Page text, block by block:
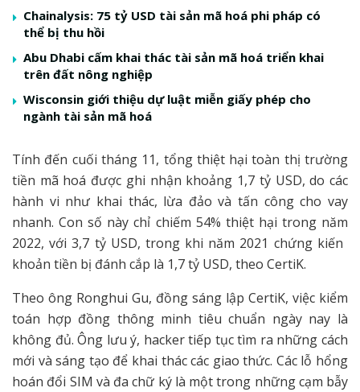
Chainalysis: 75 tỷ USD tài sản mã hoá phi pháp có
thể bị thu hồi
Abu Dhabi cấm khai thác tài sản mã hoá triển khai
trên đất nông nghiệp
Wisconsin giới thiệu dự luật miễn giấy phép cho
ngành tài sản mã hoá
Tính đến cuối tháng 11, tổng thiệt hại toàn thị trường
tiền mã hoá được ghi nhận khoảng 1,7 tỷ USD, do các
hành vi như khai thác, lừa đảo và tấn công cho vay
nhanh. Con số này chỉ chiếm 54% thiệt hại trong năm
2022, với 3,7 tỷ USD, trong khi năm 2021 chứng kiến ​​
khoản tiền bị đánh cắp là 1,7 tỷ USD, theo CertiK.
Theo ông Ronghui Gu, đồng sáng lập CertiK, việc kiểm
toán hợp đồng thông minh tiêu chuẩn ngày nay là
không đủ. Ông lưu ý, hacker tiếp tục tìm ra những cách
mới và sáng tạo để khai thác các giao thức. Các lỗ hổng
hoán đổi SIM và đa chữ ký là một trong những cạm bẫy